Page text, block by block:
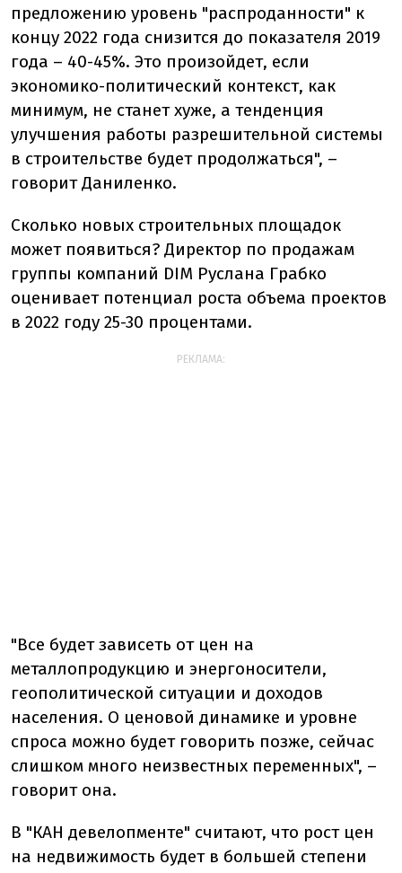
предложению уровень "распроданности" к
концу 2022 года снизится до показателя 2019
года – 40-45%. Это произойдет, если
экономико-политический контекст, как
минимум, не станет хуже, а тенденция
улучшения работы разрешительной системы
в строительстве будет продолжаться", –
говорит Даниленко.
Сколько новых строительных площадок
может появиться? Директор по продажам
группы компаний DIM Руслана Грабко
оценивает потенциал роста объема проектов
в 2022 году 25-30 процентами.
РЕКЛАМА:
"Все будет зависеть от цен на
металлопродукцию и энергоносители,
геополитической ситуации и доходов
населения. О ценовой динамике и уровне
спроса можно будет говорить позже, сейчас
слишком много неизвестных переменных", –
говорит она.
В "КАН девелопменте" считают, что рост цен
на недвижимость будет в большей степени